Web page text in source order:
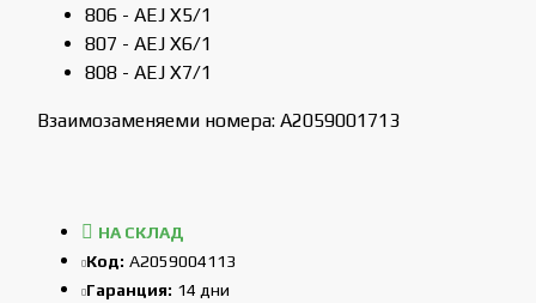
806 - AEJ X5/1
807 - AEJ X6/1
808 - AEJ X7/1
Взаимозаменяеми номера: A2059001713
НА СКЛАД
Код: A2059004113
Гаранция: 14 дни